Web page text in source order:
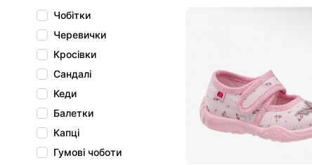
Чобітки
Черевички
Кросівки
Сандалі
Кеди
Балетки
Капці
Гумові чоботи